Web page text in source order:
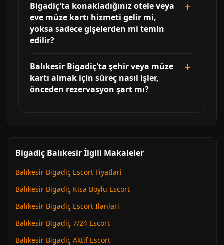
Bigadiç'ta konakladığınız otele veya
eve müze kartı hizmeti gelir mi,
yoksa sadece gişelerden mi temin
edilir?
Balıkesir Bigadiç'ta şehir veya müze
kartı almak için süreç nasıl işler,
önceden rezervasyon şart mı?
Bigadiç Balıkesir İlgili Makaleler
Balıkesir Bigadiç Escort Fiyatlari
Balıkesir Bigadiç Kisa Boylu Escort
Balıkesir Bigadiç Escort Ilanlari
Balıkesir Bigadiç 7/24 Escort
Balıkesir Bigadiç Aktif Escort